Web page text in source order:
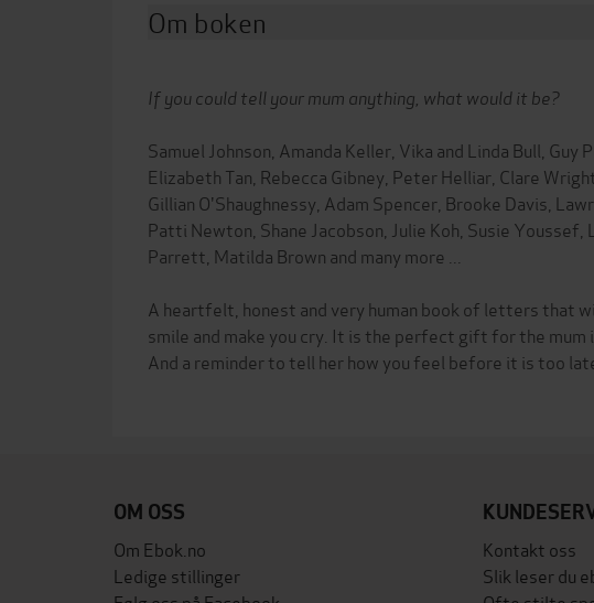
Om boken
If you could tell your mum anything, what would it be?
Samuel Johnson, Amanda Keller, Vika and Linda Bull, Guy
Elizabeth Tan, Rebecca Gibney, Peter Helliar, Clare
Gillian O'Shaughnessy, Adam Spencer, Brooke Davis,
Patti Newton, Shane Jacobson, Julie Koh, Susie Youssef,
Parrett, Matilda Brown and many more ...
A heartfelt, honest and very human book of letters that
smile and make you cry. It is the perfect gift for the mum
And a reminder to tell her how you feel before it is too
OM OSS
Om Ebok.no
Ledige stillinger
Kontakt oss
Slik leser du